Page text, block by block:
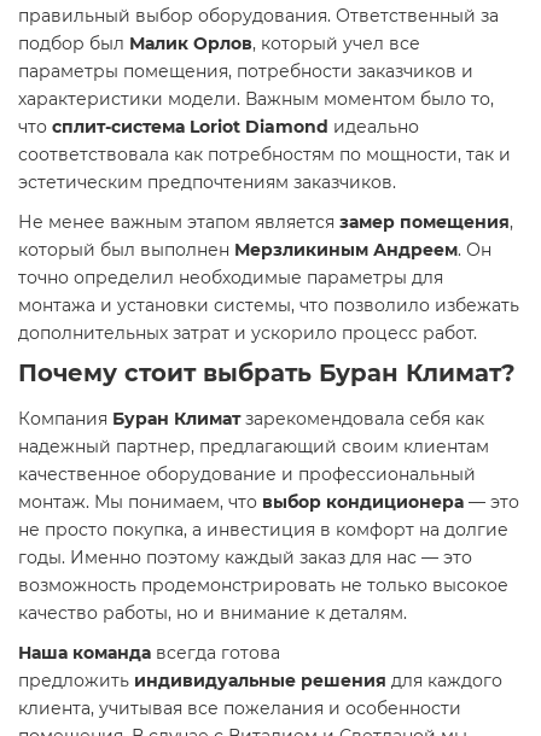
правильный выбор оборудования. Ответственный за
подбор был Малик Орлов, который учел все
параметры помещения, потребности заказчиков и
характеристики модели. Важным моментом было то,
что сплит-система Loriot Diamond идеально
соответствовала как потребностям по мощности, так и
эстетическим предпочтениям заказчиков.
Не менее важным этапом является замер помещения,
который был выполнен Мерзликиным Андреем. Он
точно определил необходимые параметры для
монтажа и установки системы, что позволило избежать
дополнительных затрат и ускорило процесс работ.
Почему стоит выбрать Буран Климат?
Компания Буран Климатзарекомендовала себя как
надежный партнер, предлагающий своим клиентам
качественное оборудование и профессиональный
монтаж. Мы понимаем, что выбор кондиционера — это
не просто покупка, а инвестиция в комфорт на долгие
годы. Именно поэтому каждый заказ для нас — это
возможность продемонстрировать не только высокое
качество работы, но и внимание к деталям.
Наша команда всегда готова
предложить индивидуальные решения для каждого
клиента, учитывая все пожелания и особенности